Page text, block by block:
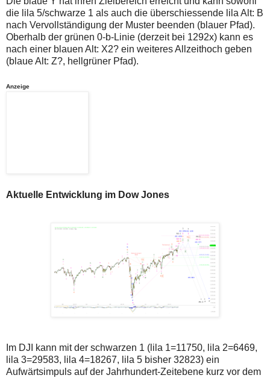
die lila 5/schwarze 1 als auch die überschiessende lila Alt: B
nach Vervollständigung der Muster beenden (blauer Pfad).
Oberhalb der grünen 0-b-Linie (derzeit bei 1292x) kann es
nach einer blauen Alt: X2? ein weiteres Allzeithoch geben
(blaue Alt: Z?, hellgrüner Pfad).
Anzeige
Aktuelle Entwicklung im Dow Jones
Im DJI kann mit der schwarzen 1 (lila 1=11750, lila 2=6469,
lila 3=29583, lila 4=18267, lila 5 bisher 32823) ein
Aufwärtsimpuls auf der Jahrhundert-Zeitebene kurz vor dem